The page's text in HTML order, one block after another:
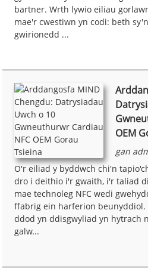
bartner. Wrth lywio eiliau
mae'r cwestiwn yn codi: beth
gwirionedd ...
OEM
gan
O'r eiliad y byddwch chi'n
dro i deithio i'r gwaith, i'r taliad
mae technoleg NFC wedi
ffabrig ein harferion
ddod yn ddisgwyliad yn hytrach
galw...